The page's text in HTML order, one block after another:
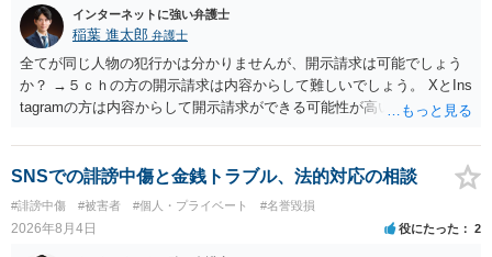
インターネットに強い弁護士
稲葉 進太郎 弁護士
全てが同じ人物の犯行かは分かりませんが、開示請求は可能でしょう
か？ →５ｃｈの方の開示請求は内容からして難しいでしょう。 XとIns
tagramの方は内容からして開示請求ができる可能性が高いでしょう。
いでしょう。７月中にアカウントが削除されている場合、今から進め
ても失敗する可能性が高いように思われます。 相手を特定できた場
合、相手に全ての弁護士費用を負担させることは可能でしょうか？ →
訴訟外の交渉で相手方が認めれば負担させることができるでしょう。
訴訟で判決となった場合は、実際の弁護士費用が認められる場合と認
SNSでの誹謗中傷と金銭トラブル、法的対応の相談
#誹謗中傷 #被害者 #個人・プライベート #名誉毀損
2026年8月4日 役にたった 2